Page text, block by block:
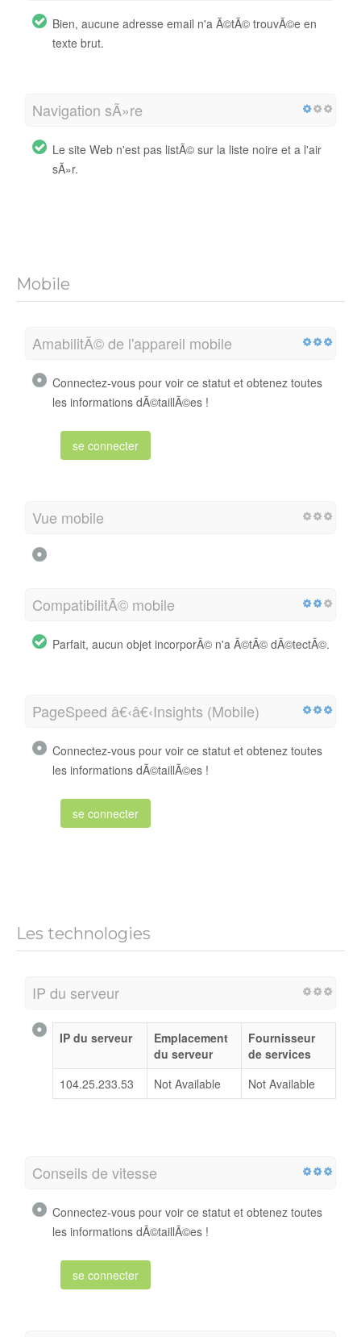
Bien, aucune adresse email n'a Ã©tÃ© trouvÃ©e en
texte brut.
Navigation sÃ»re
Le site Web n'est pas listÃ© sur la liste noire et a l'air
sÃ»r.
Mobile
AmabilitÃ© de l'appareil mobile
Connectez-vous pour voir ce statut et obtenez toutes
les informations dÃ©taillÃ©es !
se connecter
Vue mobile
CompatibilitÃ© mobile
Parfait, aucun objet incorporÃ© n'a Ã©tÃ© dÃ©tectÃ©.
PageSpeed â€‹â€‹Insights (Mobile)
Connectez-vous pour voir ce statut et obtenez toutes
les informations dÃ©taillÃ©es !
se connecter
Les technologies
IP du serveur
IP du serveur
Emplacement
du serveur
Fournisseur
de services
104.25.233.53
Not Available Not Available
Conseils de vitesse
Connectez-vous pour voir ce statut et obtenez toutes
les informations dÃ©taillÃ©es !
se connecter